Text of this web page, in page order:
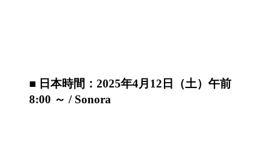
■ 日本時間：2025年4月12日（土）午前
8:00 ～ / Sonora